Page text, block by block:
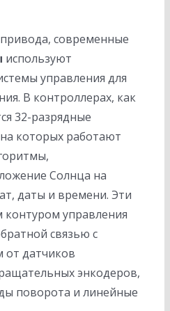
современные
используют
управления для
В контроллерах, как
32-разрядные
которых работают
Солнца на
даты и времени. Эти
управления
связью с
от датчиков
энкодеров,
поворота и линейные